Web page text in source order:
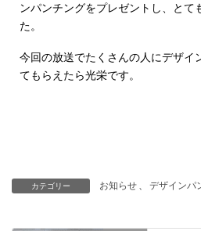
ンパンチングをプレゼントし、とて
た。
今回の放送でたくさんの人にデザイ
てもらえたら光栄です。
カテゴリー お知らせ デザインパ